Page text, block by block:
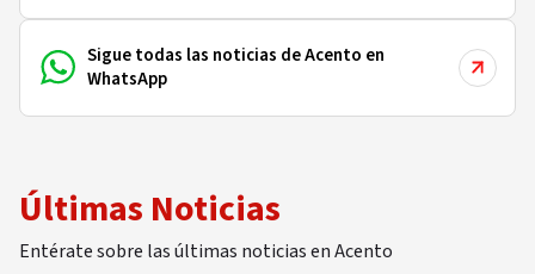
Sigue todas las noticias de Acento en
WhatsApp